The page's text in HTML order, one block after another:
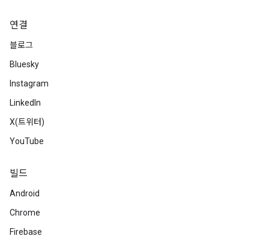
연결
블로그
Bluesky
Instagram
LinkedIn
X(트위터)
YouTube
빌드
Android
Chrome
Firebase